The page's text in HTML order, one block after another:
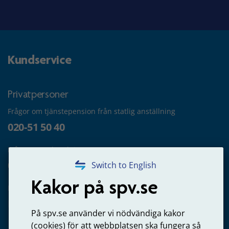
Switch to English
Kakor på spv.se
På spv.se använder vi nödvändiga kakor
(cookies) för att webbplatsen ska fungera så
Kundservice
Privatpersoner
Frågor om tjänstepension från statlig anställning
020-51 50 40
Frågor om utbetalning
020-65 00 65
Kontakta oss